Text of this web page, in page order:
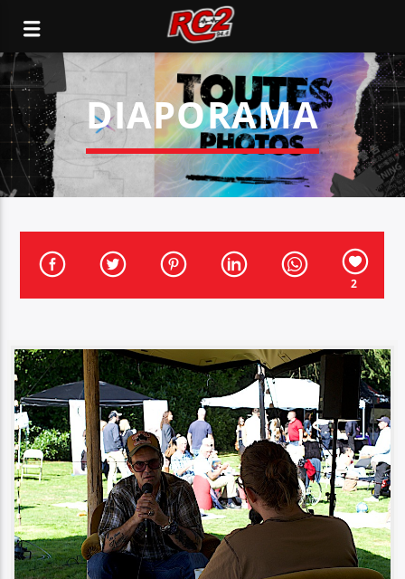
DIAPORAMA
2